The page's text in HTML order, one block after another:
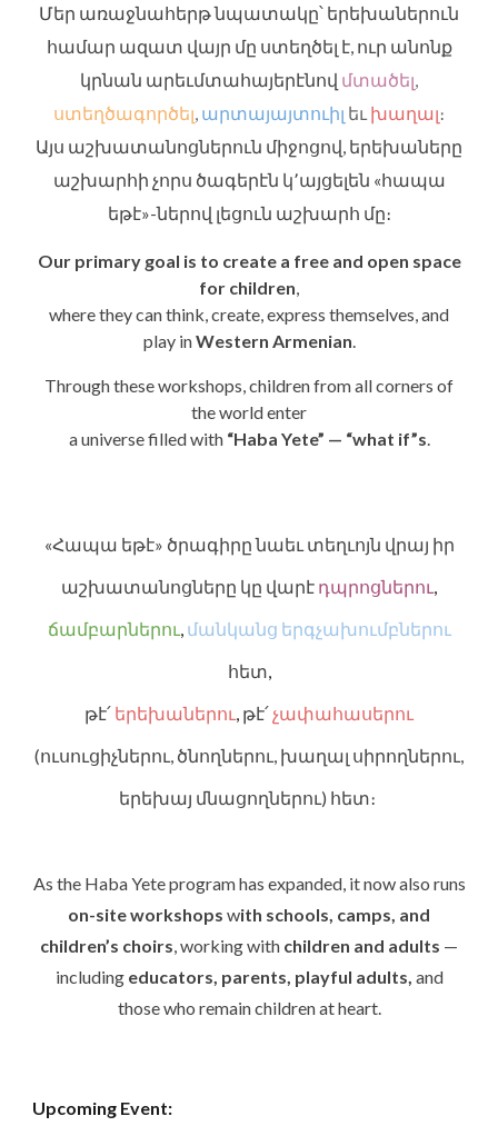
Մեր առաջնահերթ նպատակը՝ երեխաներուն
համար ազատ վայր մը ստեղծել է, ուր անոնք
կրնան արեւմտահայերէնով մտածել,
ստեղծագործել, արտայայտուիլ եւ խաղալ։
Այս աշխատանոցներուն միջոցով, երեխաները
աշխարհի չորս ծագերէն կ՚այցելեն «հապա
եթէ»-ներով լեցուն աշխարհ մը։
Our primary goal is to create a free and open space
for children,
where they can think, create, express themselves, and
play inWestern Armenian.
Through these workshops, children from all corners of
the world enter
a universe filled with “Haba Yete” — “what if”s.
«Հապա եթէ» ծրագիրը նաեւ տեղւոյն վրայ իր
աշխատանոցները կը վարէ դպրոցներու,
ճամբարներու, մանկանց երգչախումբներու
հետ,
թէ՛ երեխաներու, թէ՛ չափահասերու
(ուսուցիչներու, ծնողներու, խաղալ սիրողներու,
երեխայ մնացողներու) հետ։
As the Haba Yete program has expanded, it now also runs
on-site workshops with schools, camps, and
children’s choirs, working with children and adults —
including educators, parents, playful adults, and
those who remain children at heart.
Upcoming Event: